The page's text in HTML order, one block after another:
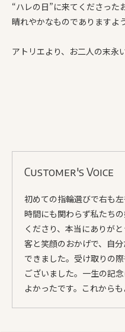
“ハレの日”に来てくださった
晴れやかなものでありますよ
アトリエより、お二人の末永
Customer's Voice
初めての指輪選びで右も
時間にも関わらず私たち
くださり、本当にありが
客と笑顔のおかげで、自
できました。受け取りの
ございました。一生の記
よかったです。これからも